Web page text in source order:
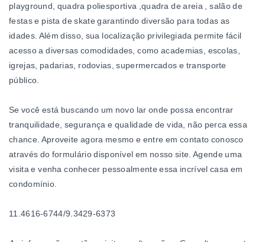
playground, quadra poliesportiva ,quadra de areia , salão de
festas e pista de skate garantindo diversão para todas as
idades. Além disso, sua localização privilegiada permite fácil
acesso a diversas comodidades, como academias, escolas,
igrejas, padarias, rodovias, supermercados e transporte
público.
Se você está buscando um novo lar onde possa encontrar
tranquilidade, segurança e qualidade de vida, não perca essa
chance. Aproveite agora mesmo e entre em contato conosco
através do formulário disponível em nosso site. Agende uma
visita e venha conhecer pessoalmente essa incrível casa em
condomínio.
11.4616-6744/9.3429-6373